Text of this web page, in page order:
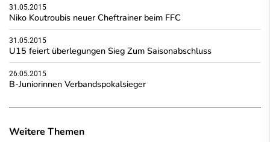
31.05.2015
Niko Koutroubis neuer Cheftrainer beim FFC
31.05.2015
U15 feiert überlegungen Sieg Zum Saisonabschluss
26.05.2015
B-Juniorinnen Verbandspokalsieger
Weitere Themen